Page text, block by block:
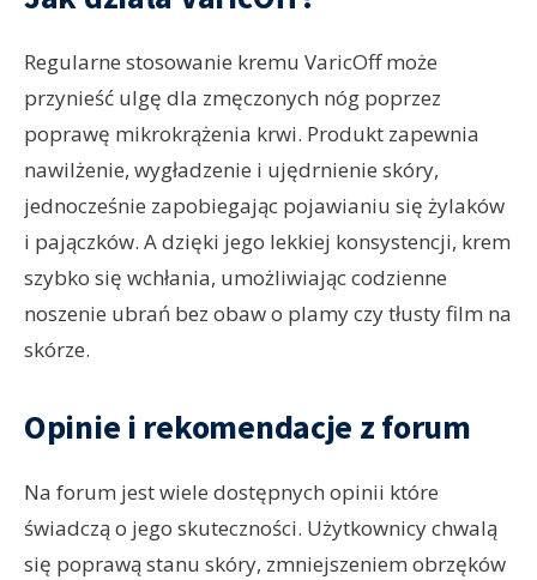
Regularne stosowanie kremu VaricOff może
przynieść ulgę dla zmęczonych nóg poprzez
poprawę mikrokrążenia krwi. Produkt zapewnia
nawilżenie, wygładzenie i ujędrnienie skóry,
jednocześnie zapobiegając pojawianiu się żylaków
i pajączków. A dzięki jego lekkiej konsystencji, krem
szybko się wchłania, umożliwiając codzienne
noszenie ubrań bez obaw o plamy czy tłusty film na
skórze.
Opinie i rekomendacje z forum
Na forum jest wiele dostępnych opinii które
świadczą o jego skuteczności. Użytkownicy chwalą
się poprawą stanu skóry, zmniejszeniem obrzęków